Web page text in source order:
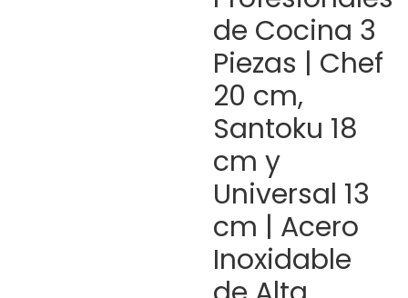
de Cocina 3
Piezas | Chef
20 cm,
Santoku 18
cm y
Universal 13
cm | Acero
Inoxidable